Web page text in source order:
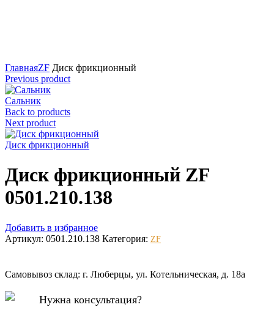
ГлавнаяZF Диск фрикционный
Previous product
Сальник
Back to products
Next product
Диск фрикционный
Диск фрикционный ZF
0501.210.138
Добавить в избранное
Артикул: 0501.210.138 Категория: ZF
Самовывоз склад: г. Люберцы, ул. Котельническая, д. 18а
Нужна консультация?